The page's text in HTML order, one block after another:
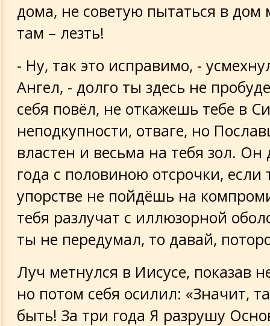
дома, не советую пытаться в дом
там – лезть!
- Ну, так это исправимо, -
Ангел, - долго ты здесь не
себя повёл, не откажешь тебе в
неподкупности, отваге, но
властен и весьма на тебя зол. Он
года с половиною отсрочки, если
упорстве не пойдёшь на
тебя разлучат с иллюзорной
ты не передумал, то давай,
Луч метнулся в Иисусе, показав
но потом себя осилил: «Значит,
быть! За три года Я разрушу